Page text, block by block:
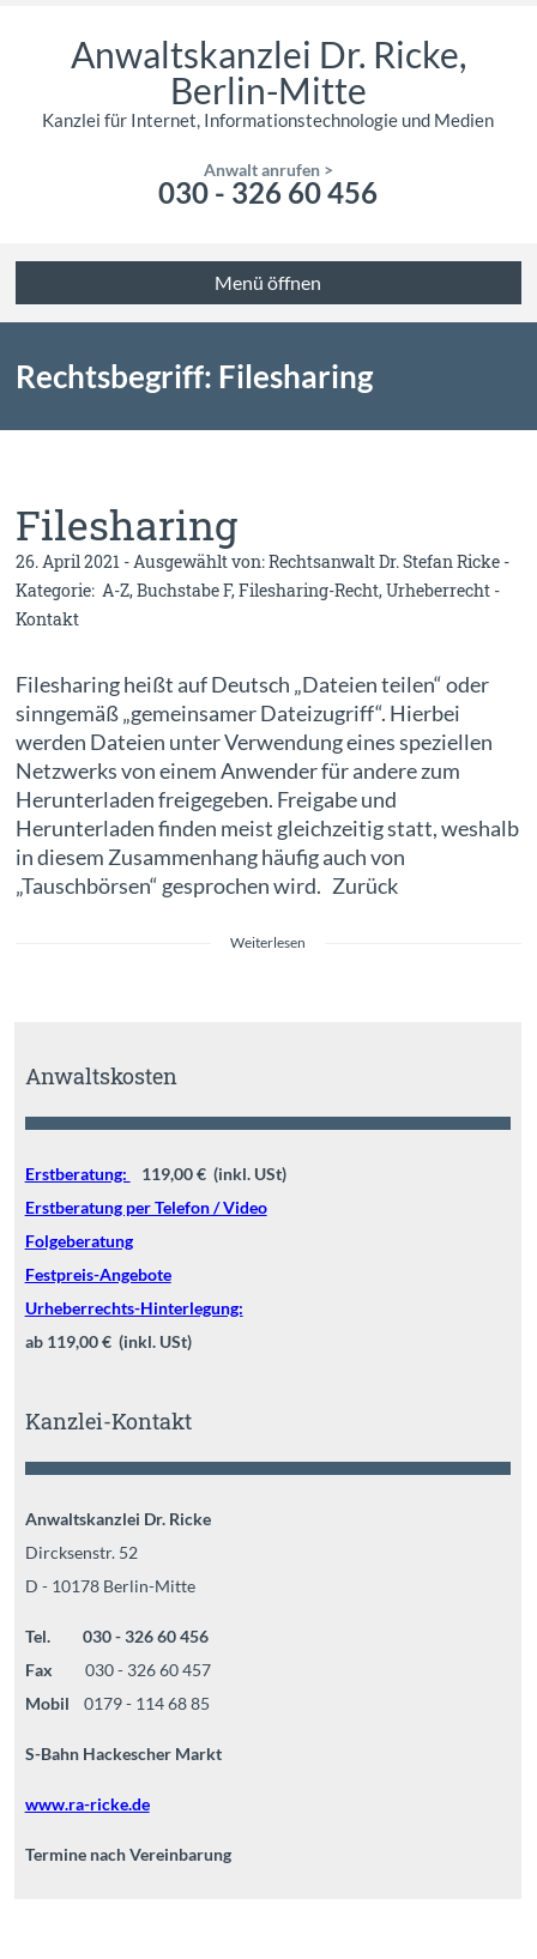
Anwaltskanzlei Dr. Ricke,
Berlin-Mitte
Kanzlei für Internet, Informationstechnologie und Medien
Anwalt anrufen >
030 - 326 60 456
Menü öffnen
Rechtsbegriff: Filesharing
Filesharing
26. April 2021 - Ausgewählt von:Rechtsanwalt Dr. Stefan Ricke -
Kategorie:A-Z,Buchstabe F,Filesharing-Recht,Urheberrecht -
Kontakt
Filesharing heißt auf Deutsch „Dateien teilen“ oder
sinngemäß „gemeinsamer Dateizugriff“. Hierbei
werden Dateien unter Verwendung eines speziellen
Netzwerks von einem Anwender für andere zum
Herunterladen freigegeben. Freigabe und
Herunterladen finden meist gleichzeitig statt, weshalb
in diesem Zusammenhang häufig auch von
„Tauschbörsen“ gesprochen wird. Zurück
Weiterlesen
Anwaltskosten
Erstberatung:
119,00 € (inkl. USt)
Erstberatung per Telefon / Video
Folgeberatung
Festpreis-Angebote
Urheberrechts-Hinterlegung:
ab 119,00 € (inkl. USt)
Kanzlei-Kontakt
Anwaltskanzlei Dr. Ricke
Dircksenstr. 52
D - 10178 Berlin-Mitte
Tel. 030 - 326 60 456
Fax 030 - 326 60 457
Mobil 0179 - 114 68 85
S-Bahn Hackescher Markt
www.ra-ricke.de
Termine nach Vereinbarung